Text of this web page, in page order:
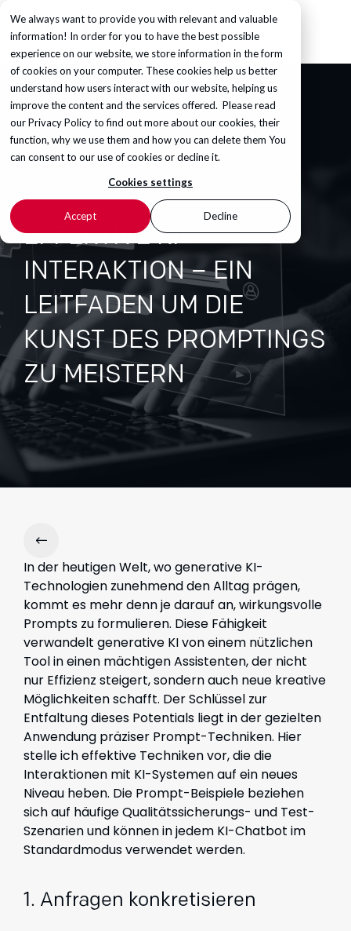
We always want to provide you with relevant and valuable
information! In order for you to have the best possible
experience on our website, we store information in the form
of cookies on your computer. These cookies help us better
understand how users interact with our website, helping us
improve the content and the services offered. Please read
ourPrivacy Policyto find out more about our cookies, their
function, why we use them and how you can delete them You
can consent to our use of cookies or decline it.
Cookies settings
Accept Decline
EFFEKTIVE KI-
INTERAKTION – EIN
LEITFADEN UM DIE
KUNST DES PROMPTINGS
ZU MEISTERN
In der heutigen Welt, wo generative KI-
Technologien zunehmend den Alltag prägen,
kommt es mehr denn je darauf an, wirkungsvolle
Prompts zu formulieren. Diese Fähigkeit
verwandelt generative KI von einem nützlichen
Tool in einen mächtigen Assistenten, der nicht
nur Effizienz steigert, sondern auch neue kreative
Möglichkeiten schafft. Der Schlüssel zur
Entfaltung dieses Potentials liegt in der gezielten
Anwendung präziser Prompt-Techniken. Hier
stelle ich effektive Techniken vor, die die
Interaktionen mit KI-Systemen auf ein neues
Niveau heben. Die Prompt-Beispiele beziehen
sich auf häufige Qualitätssicherungs- und Test-
Szenarien und können in jedem KI-Chatbot im
Standardmodus verwendet werden.
1. Anfragen konkretisieren